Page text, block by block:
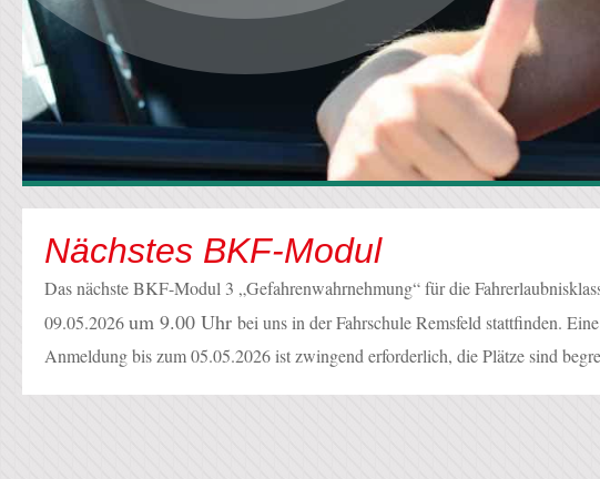
Nächstes BKF-Modul
Das nächste BKF-Modul 3 „Gefahrenwahrnehmung“ für die
09.05.2026um 9.00 Uhr bei uns in der Fahrschule Remsfeld stattfinden.
Anmeldung bis zum 05.05.2026 ist zwingend erforderlich, die Plätze sind